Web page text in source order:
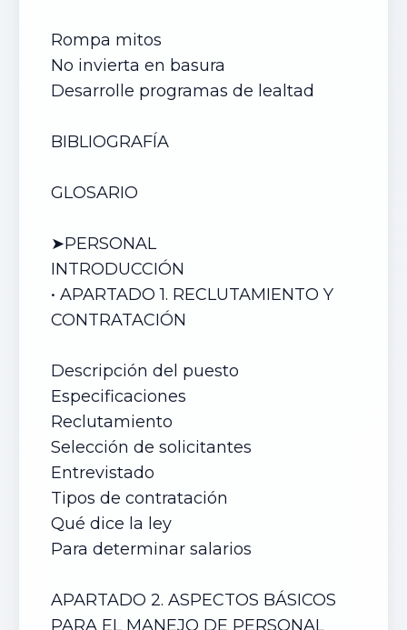
Rompa mitos
No invierta en basura
Desarrolle programas de lealtad
BIBLIOGRAFÍA
GLOSARIO
➤PERSONAL
INTRODUCCIÓN
• APARTADO 1. RECLUTAMIENTO Y
CONTRATACIÓN
Descripción del puesto
Especificaciones
Reclutamiento
Selección de solicitantes
Entrevistado
Tipos de contratación
Qué dice la ley
Para determinar salarios
APARTADO 2. ASPECTOS BÁSICOS
PARA EL MANEJO DE PERSONAL